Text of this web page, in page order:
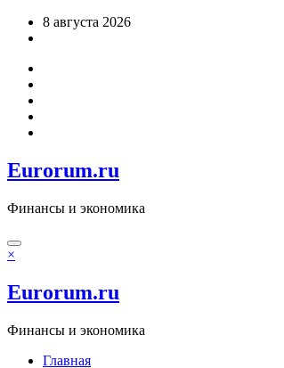
Перейти8 августа 2026
Eurorum.ru
Финансы и экономика
×
Eurorum.ru
Финансы и экономика
Главная